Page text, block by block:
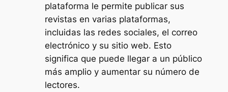
plataforma le permite publicar sus
revistas en varias plataformas,
incluidas las redes sociales, el correo
electrónico y su sitio web. Esto
significa que puede llegar a un público
más amplio y aumentar su número de
lectores.